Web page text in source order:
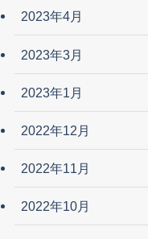
2023年4月
2023年3月
2023年1月
2022年12月
2022年11月
2022年10月